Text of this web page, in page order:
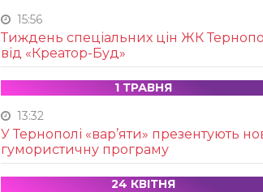
15:56
Тиждень спеціальних цін ЖК
від «Креатор-Буд»
1 ТРАВНЯ
13:32
У Тернополі «вар’яти» презентують
гумористичну програму
24 КВІТНЯ